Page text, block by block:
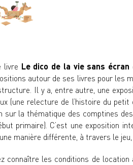
livre Le dico de la vie sans écran
autour de ses livres pour les
Il y a, entre autre, une
(une relecture de l’histoire du petit
sur la thématique des comptines
primaire). C’est une exposition
manière différente, à travers le
connaître les conditions de